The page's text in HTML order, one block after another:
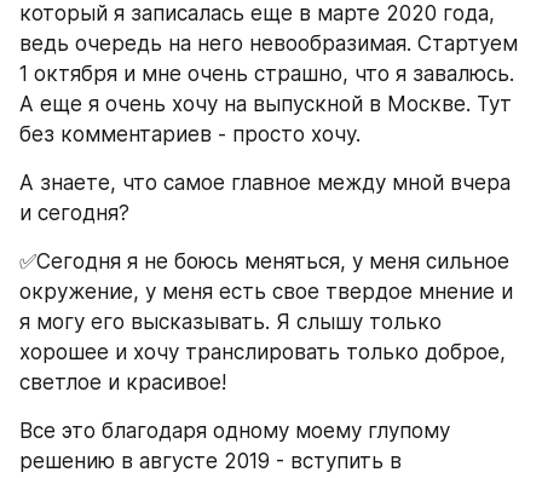
который я записалась еще в марте 2020 года,
ведь очередь на него невообразимая. Стартуем
1 октября и мне очень страшно, что я завалюсь.
А еще я очень хочу на выпускной в Москве. Тут
без комментариев - просто хочу.
А знаете, что самое главное между мной вчера
и сегодня?
✅Сегодня я не боюсь меняться, у меня сильное
окружение, у меня есть свое твердое мнение и
я могу его высказывать. Я слышу только
хорошее и хочу транслировать только доброе,
светлое и красивое!
Все это благодаря одному моему глупому
решению в августе 2019 - вступить в